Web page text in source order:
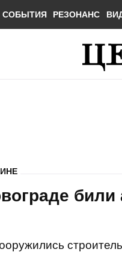
СОБЫТИЯ РЕЗОНАНС
били